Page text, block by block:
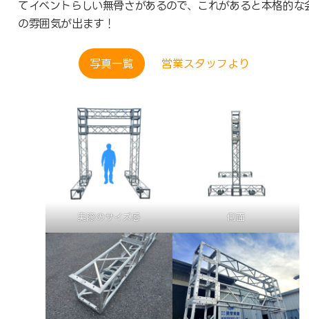
てイベントらしい無骨さがあるので、これがあると本格的な
の雰囲気が出ます！
写真一覧 営業スタッフより
実際のサイズ感 側面